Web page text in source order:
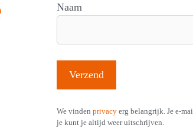
Naam
We vinden privacy erg belangrijk. Je e-
je kunt je altijd weer uitschrijven.